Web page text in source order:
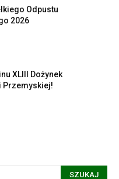
Odpustu
2026
XLIII Dożynek
SZUKAJ